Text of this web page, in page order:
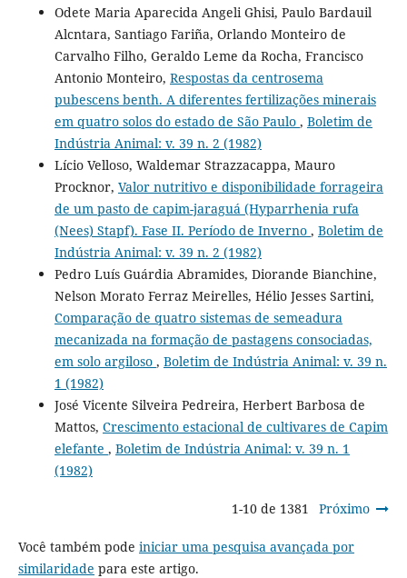
Odete Maria Aparecida Angeli Ghisi, Paulo Bardauil
Alcntara, Santiago Fariña, Orlando Monteiro de
Carvalho Filho, Geraldo Leme da Rocha, Francisco
Antonio Monteiro, Respostas da centrosema
pubescens benth. A diferentes fertilizações minerais
em quatro solos do estado de São Paulo , Boletim de
Indústria Animal: v. 39 n. 2 (1982)
Lício Velloso, Waldemar Strazzacappa, Mauro
Procknor, Valor nutritivo e disponibilidade forrageira
de um pasto de capim-jaraguá (Hyparrhenia rufa
(Nees) Stapf). Fase II. Período de Inverno , Boletim de
Indústria Animal: v. 39 n. 2 (1982)
Pedro Luís Guárdia Abramides, Diorande Bianchine,
Nelson Morato Ferraz Meirelles, Hélio Jesses Sartini,
Comparação de quatro sistemas de semeadura
mecanizada na formação de pastagens consociadas,
em solo argiloso , Boletim de Indústria Animal: v. 39 n.
1 (1982)
José Vicente Silveira Pedreira, Herbert Barbosa de
Mattos, Crescimento estacional de cultivares de Capim
elefante , Boletim de Indústria Animal: v. 39 n. 1
(1982)
1-10 de 1381 Próximo
Você também pode iniciar uma pesquisa avançada por
similaridade para este artigo.